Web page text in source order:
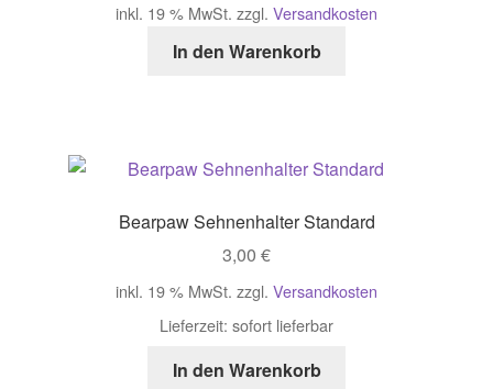
inkl. 19 % MwSt. zzgl. Versandkosten
In den Warenkorb
Bearpaw Sehnenhalter Standard
3,00 €
inkl. 19 % MwSt. zzgl. Versandkosten
Lieferzeit: sofort lieferbar
In den Warenkorb